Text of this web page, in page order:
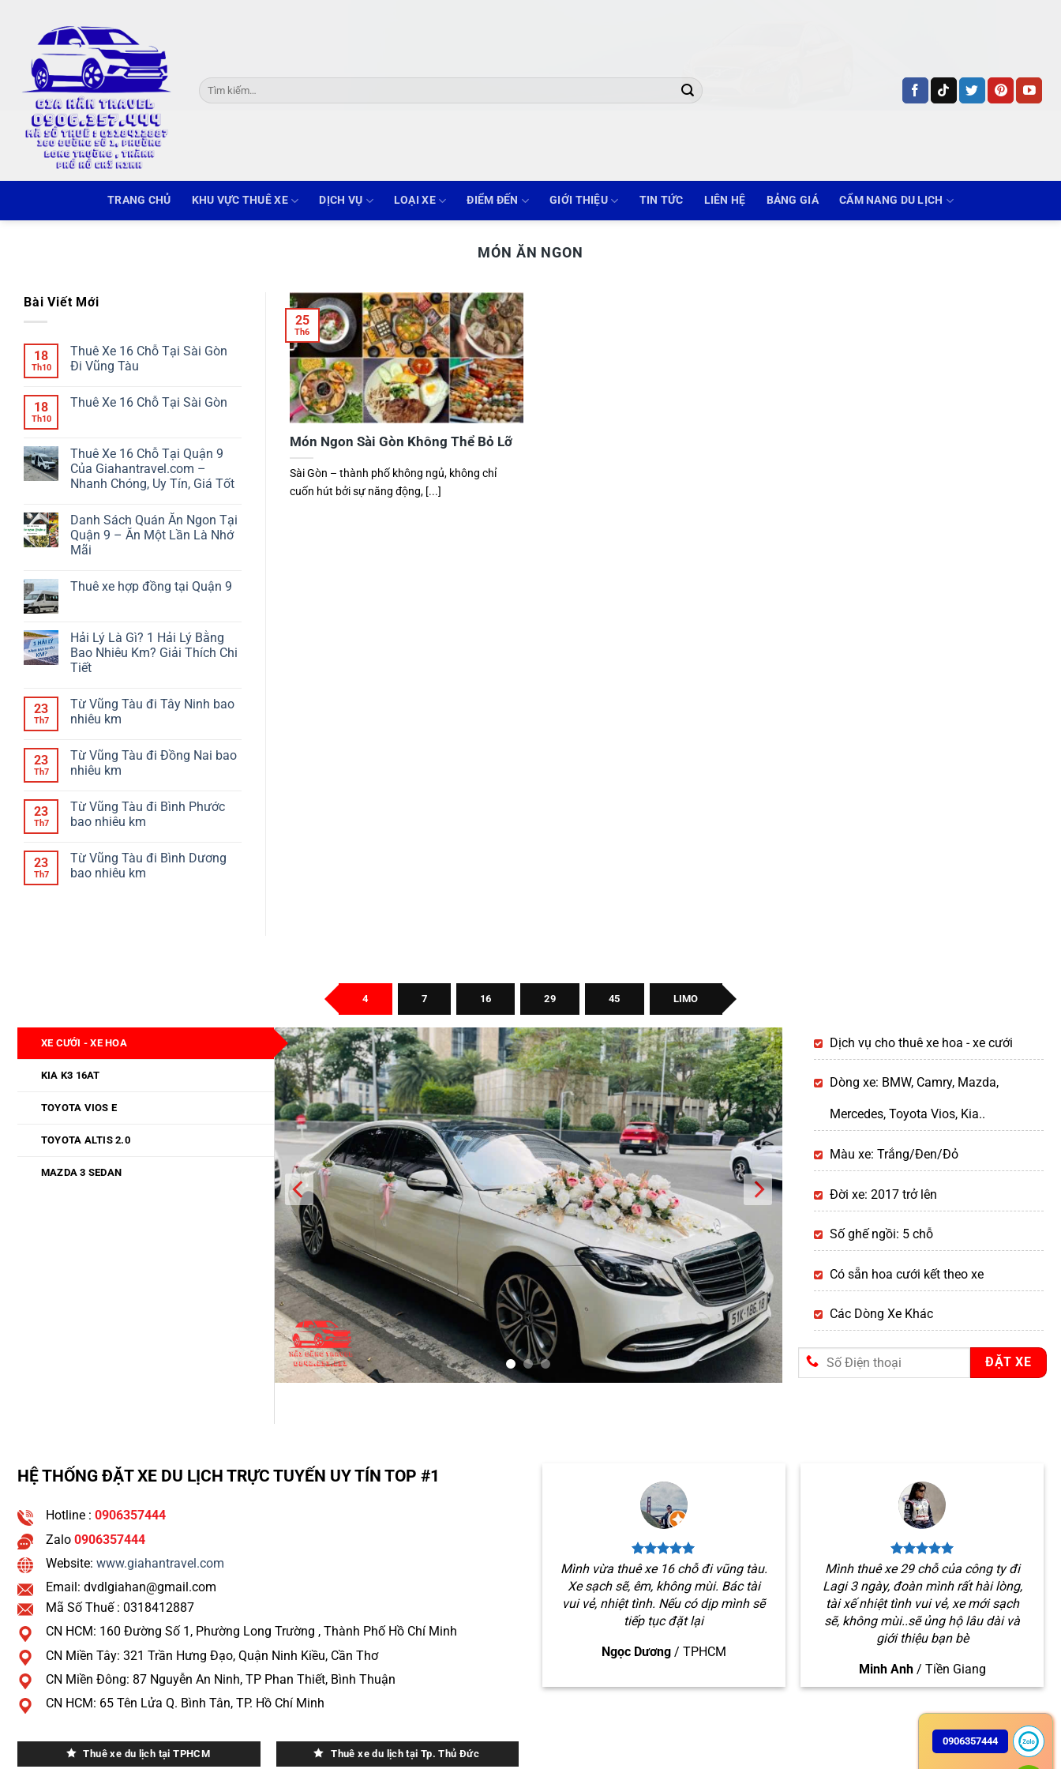
content
Tìm
kiếm:
TRANG CHỦ KHU VỰC THUÊ XE DỊCH VỤ LOẠI XE ĐIỂM ĐẾN GIỚI THIỆU TIN TỨC LIÊN HỆ BẢNG GIÁ CẨM NANG DU LỊCH
MÓN ĂN NGON
Bài Viết Mới
18
Th10
Thuê Xe 16 Chỗ Tại Sài Gòn
Đi Vũng Tàu
18
Th10
Thuê Xe 16 Chỗ Tại Sài Gòn
Thuê Xe 16 Chỗ Tại Quận 9
Của Giahantravel.com –
Nhanh Chóng, Uy Tín, Giá Tốt
Danh Sách Quán Ăn Ngon Tại
Quận 9 – Ăn Một Lần Là Nhớ
Mãi
Thuê xe hợp đồng tại Quận 9
Hải Lý Là Gì? 1 Hải Lý Bằng
Bao Nhiêu Km? Giải Thích Chi
Tiết
23
Th7
Từ Vũng Tàu đi Tây Ninh bao
nhiêu km
23
Th7
Từ Vũng Tàu đi Đồng Nai bao
nhiêu km
23
Th7
Từ Vũng Tàu đi Bình Phước
bao nhiêu km
23
Th7
Từ Vũng Tàu đi Bình Dương
bao nhiêu km
Món Ngon Sài Gòn Không Thể Bỏ Lỡ
Sài Gòn – thành phố không ngủ, không chỉ
cuốn hút bởi sự năng động, [...]
25
Th6
4 7 16 29 45 LIMO
XE CƯỚI - XE HOA
KIA K3 16AT
TOYOTA VIOS E
TOYOTA ALTIS 2.0
MAZDA 3 SEDAN
Dịch vụ cho thuê xe hoa - xe cưới
Dòng xe: BMW, Camry, Mazda,
Mercedes, Toyota Vios, Kia..
Màu xe: Trắng/Đen/Đỏ
Đời xe: 2017 trở lên
Số ghế ngồi: 5 chỗ
Có sẵn hoa cưới kết theo xe
Các Dòng Xe Khác
HỆ THỐNG ĐẶT XE DU LỊCH TRỰC TUYẾN UY TÍN TOP #1
Hotline : 0906357444
Zalo 0906357444
Website: www.giahantravel.com
Email: dvdlgiahan@gmail.com
Mã Số Thuế : 0318412887
CN HCM: 160 Đường Số 1, Phường Long Trường , Thành Phố Hồ Chí Minh
CN Miền Tây: 321 Trần Hưng Đạo, Quận Ninh Kiều, Cần Thơ
CN Miền Đông: 87 Nguyễn An Ninh, TP Phan Thiết, Bình Thuận
CN HCM: 65 Tên Lửa Q. Bình Tân, TP. Hồ Chí Minh
Thuê xe du lịch tại TPHCM Thuê xe du lịch tại Tp. Thủ Đức
Mình vừa thuê xe 16 chỗ đi vũng tàu.
Xe sạch sẽ, êm, không mùi. Bác tài
vui vẻ, nhiệt tình. Nếu có dịp mình sẽ
tiếp tục đặt lại
Ngọc Dương / TPHCM
Mình thuê xe 29 chỗ của công ty đi
Lagi 3 ngày, đoàn mình rất hài lòng,
tài xế nhiệt tình vui vẻ, xe mới sạch
sẽ, không mùi..sẽ ủng hộ lâu dài và
giới thiệu bạn bè
Minh Anh / Tiền Giang
0906357444